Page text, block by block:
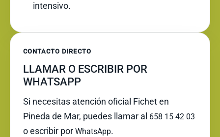
intensivo.
CONTACTO DIRECTO
LLAMAR O ESCRIBIR POR
WHATSAPP
Si necesitas atención oficial Fichet en
Pineda de Mar, puedes llamar al 658 15 42 03
o escribir por WhatsApp.